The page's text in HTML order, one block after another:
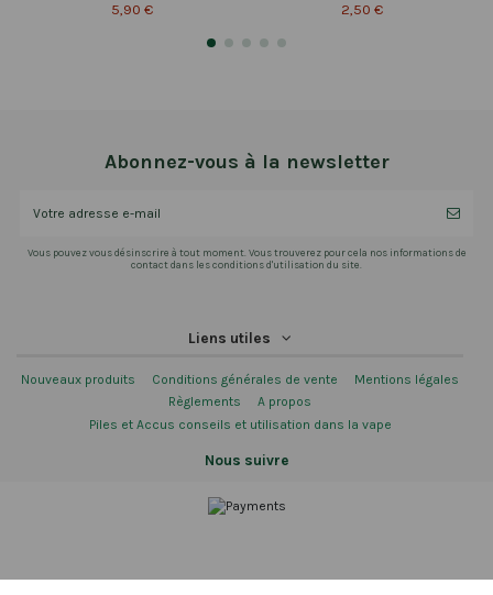
5,90 €
2,50 €
Abonnez-vous à la newsletter
Vous pouvez vous désinscrire à tout moment. Vous trouverez pour cela nos informations de
contact dans les conditions d'utilisation du site.
Liens utiles
Nouveaux produits Conditions générales de vente
Mentions légales
Règlements
A propos
Piles et Accus conseils et utilisation dans la vape
Nous suivre